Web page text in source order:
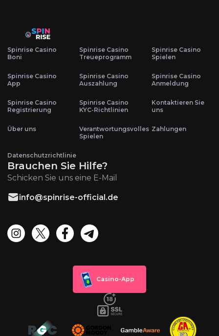
Spinrise Casino
Boni
Spinrise Casino
Treueprogramm
Spinrise Casino
Spielen
Spinrise Casino
App
Spinrise Casino
Auszahlung
Spinrise Casino
Anmeldung
Spinrise Casino
Registrierung
Spinrise Casino
KYC-Richtlinien
Kontaktieren Sie
uns
Über uns
Verantwortungsvolles
Spielen
Zahlungen
Datenschutzrichtlinie
Brauchen Sie Hilfe?
Schicken Sie uns eine E-Mail
info@spinrise-official.de
Casino-App